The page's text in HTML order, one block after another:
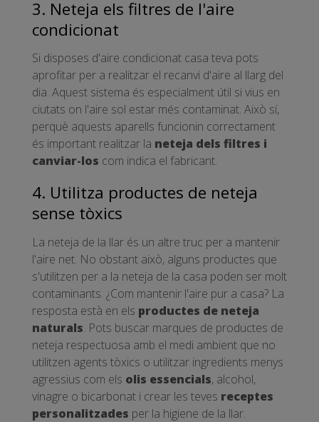
3. Neteja els filtres de l'aire
condicionat
Si disposes d'aire condicionat casa teva pots
aprofitar per a realitzar el recanvi d'aire al llarg del
dia. Aquest sistema és especialment útil si vius en
ciutats on l'aire sol estar més contaminat. Això sí,
perquè aquests aparells funcionin correctament
és important realitzar la neteja dels filtres i
canviar-los com indica el fabricant.
4. Utilitza productes de neteja
sense tòxics
La neteja de la llar és un altre truc per a mantenir
l'aire net. No obstant això, alguns productes que
s'utilitzen per a la neteja de la casa poden ser molt
contaminants. ¿Com mantenir l'aire pur a casa? La
resposta està en els productes de neteja
naturals. Pots buscar marques de productes de
neteja respectuosa amb el medi ambient que no
utilitzen agents tòxics o utilitzar ingredients menys
agressius com els olis essencials, alcohol,
vinagre o bicarbonat i crear les teves receptes
personalitzades per la higiene de la llar.